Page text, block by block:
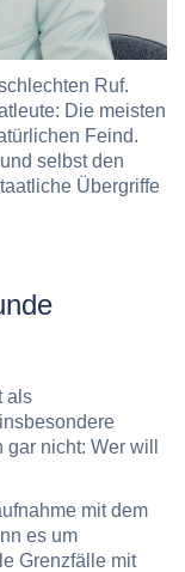
Ruf.
Die meisten
Feind.
selbst den
Übergriffe
als
nicht: Wer will
mit dem
es um
Grenzfälle mit